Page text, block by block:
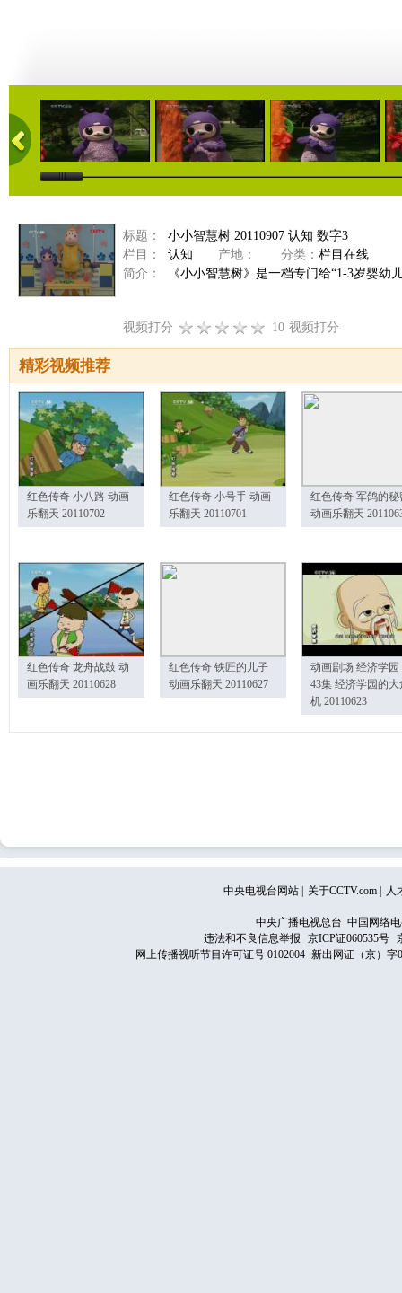
04:09 05:23 04:57
标题：
小小智慧树 20110907 认知 数字3
栏目：
认知 产地： 分类： 栏目在线
简介：
《小小智慧树》是一档专门给“1-3岁婴
视频打分 10 视频打分
精彩视频推荐
红色传奇 小八路 动画
乐翻天 20110702
红色传奇 小号手 动画
乐翻天 20110701
红色传奇 军鸽的秘
动画乐翻天
红色传奇 龙舟战鼓 动
画乐翻天 20110628
红色传奇 铁匠的儿子
动画乐翻天 20110627
动画剧场 经济学园
43集 经济学园的大
机 20110623
中央电视台网站 关于CCTV.com 人
中央广播电视总台 中国网络
违法和不良信息举报
京ICP证060535号
网上传播视听节目许可证号 0102004 新出网证（京）